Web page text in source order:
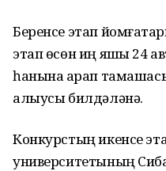
Беренсе этап
этап өсөн иң яҡшы 24
һанына ҡарап
алыусы билдәләнә.
Конкурстың икенсе
университетының